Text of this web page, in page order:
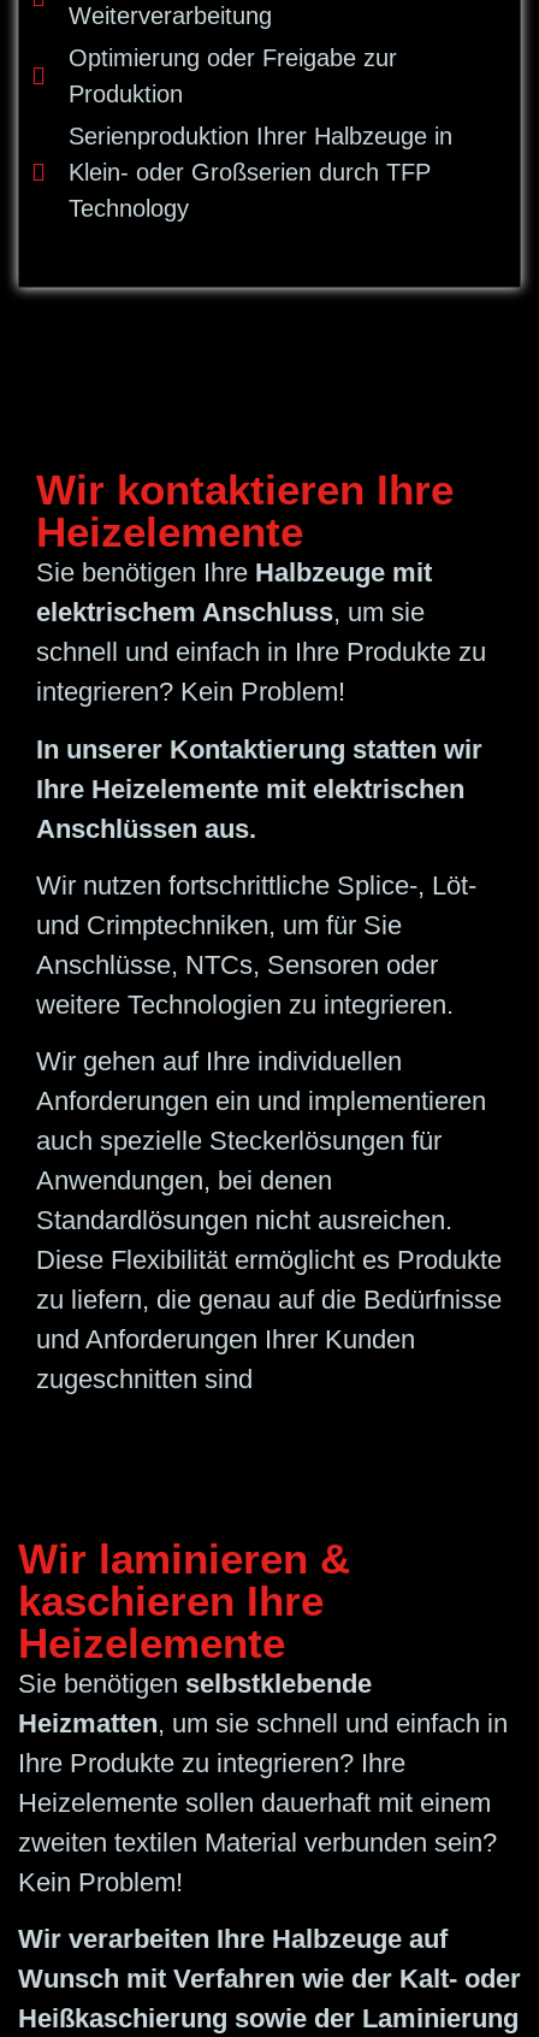
Weiterverarbeitung
Optimierung oder Freigabe zur
Produktion
Serienproduktion Ihrer Halbzeuge in
Klein- oder Großserien durch TFP
Technology
Wir kontaktieren Ihre
Heizelemente
Sie benötigen Ihre Halbzeuge mit
elektrischem Anschluss, um sie
schnell und einfach in Ihre Produkte zu
integrieren? Kein Problem!
In unserer Kontaktierung statten wir
Ihre Heizelemente mit elektrischen
Anschlüssen aus.
Wir nutzen fortschrittliche Splice-, Löt-
und Crimptechniken, um für Sie
Anschlüsse, NTCs, Sensoren oder
weitere Technologien zu integrieren.
Wir gehen auf Ihre individuellen
Anforderungen ein und implementieren
auch spezielle Steckerlösungen für
Anwendungen, bei denen
Standardlösungen nicht ausreichen.
Diese Flexibilität ermöglicht es Produkte
zu liefern, die genau auf die Bedürfnisse
und Anforderungen Ihrer Kunden
zugeschnitten sind
Wir laminieren &
kaschieren Ihre
Heizelemente
Sie benötigen selbstklebende
Heizmatten, um sie schnell und einfach in
Ihre Produkte zu integrieren? Ihre
Heizelemente sollen dauerhaft mit einem
zweiten textilen Material verbunden sein?
Kein Problem!
Wir verarbeiten Ihre Halbzeuge auf
Wunsch mit Verfahren wie der Kalt- oder
Heißkaschierung sowie der Laminierung